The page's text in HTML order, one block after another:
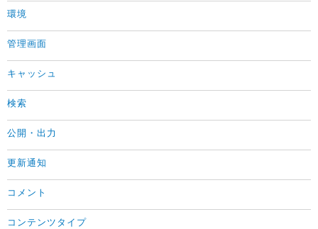
環境
管理画面
キャッシュ
検索
公開・出力
更新通知
コメント
コンテンツタイプ